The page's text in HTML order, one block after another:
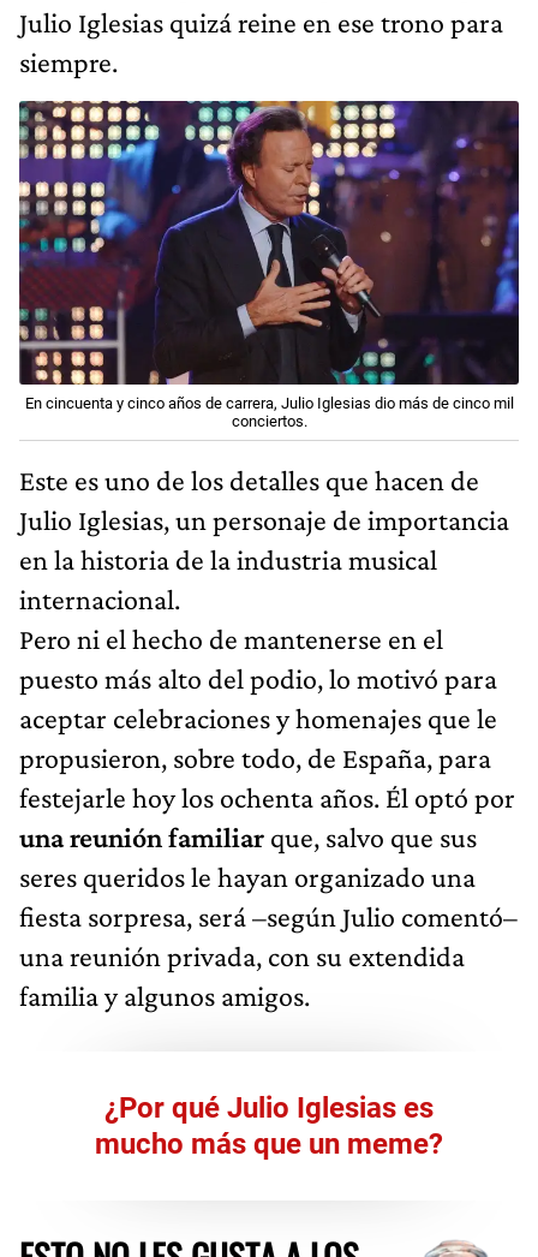
Julio Iglesias quizá reine en ese trono para
siempre.
En cincuenta y cinco años de carrera, Julio Iglesias dio más de cinco mil
conciertos.
Este es uno de los detalles que hacen de
Julio Iglesias, un personaje de importancia
en la historia de la industria musical
internacional.
Pero ni el hecho de mantenerse en el
puesto más alto del podio, lo motivó para
aceptar celebraciones y homenajes que le
propusieron, sobre todo, de España, para
festejarle hoy los ochenta años. Él optó por
una reunión familiar que, salvo que sus
seres queridos le hayan organizado una
fiesta sorpresa, será –según Julio comentó–
una reunión privada, con su extendida
familia y algunos amigos.
¿Por qué Julio Iglesias es
mucho más que un meme?